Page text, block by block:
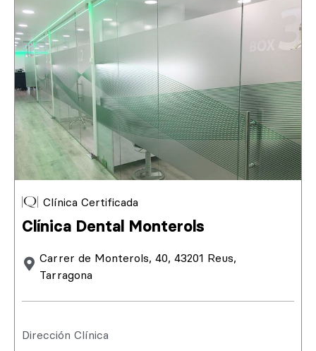
Clínica Certificada
Clínica Dental Monterols
Carrer de Monterols, 40, 43201 Reus,
Tarragona
Dirección Clínica